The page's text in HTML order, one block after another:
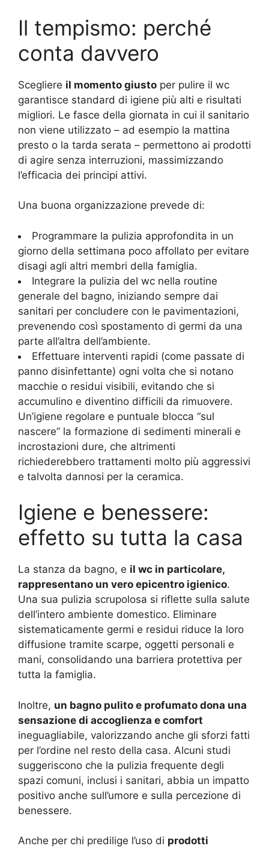
Il tempismo: perché
conta davvero
Scegliere il momento giusto per pulire il wc
garantisce standard di igiene più alti e risultati
migliori. Le fasce della giornata in cui il sanitario
non viene utilizzato – ad esempio la mattina
presto o la tarda serata – permettono ai prodotti
di agire senza interruzioni, massimizzando
l’efficacia dei principi attivi.
Una buona organizzazione prevede di:
Programmare la pulizia approfondita in un
giorno della settimana poco affollato per evitare
disagi agli altri membri della famiglia.
Integrare la pulizia del wc nella routine
generale del bagno, iniziando sempre dai
sanitari per concludere con le pavimentazioni,
prevenendo così spostamento di germi da una
parte all’altra dell’ambiente.
Effettuare interventi rapidi (come passate di
panno disinfettante) ogni volta che si notano
macchie o residui visibili, evitando che si
accumulino e diventino difficili da rimuovere.
Un’igiene regolare e puntuale blocca “sul
nascere” la formazione di sedimenti minerali e
incrostazioni dure, che altrimenti
richiederebbero trattamenti molto più aggressivi
e talvolta dannosi per la ceramica.
Igiene e benessere:
effetto su tutta la casa
La stanza da bagno, e il wc in particolare,
rappresentano un vero epicentro igienico.
Una sua pulizia scrupolosa si riflette sulla salute
dell’intero ambiente domestico. Eliminare
sistematicamente germi e residui riduce la loro
diffusione tramite scarpe, oggetti personali e
mani, consolidando una barriera protettiva per
tutta la famiglia.
Inoltre, un bagno pulito e profumato dona una
sensazione di accoglienza e comfort
ineguagliabile, valorizzando anche gli sforzi fatti
per l’ordine nel resto della casa. Alcuni studi
suggeriscono che la pulizia frequente degli
spazi comuni, inclusi i sanitari, abbia un impatto
positivo anche sull’umore e sulla percezione di
benessere.
Anche per chi predilige l’uso di prodotti